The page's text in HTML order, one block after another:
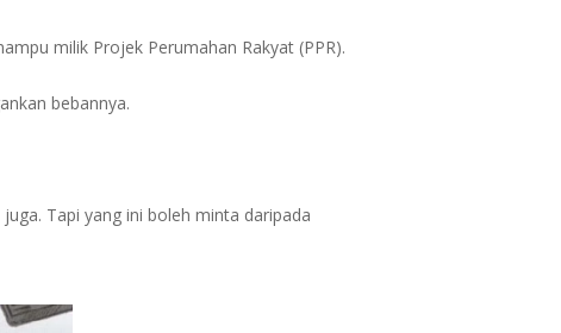
milik Projek Perumahan Rakyat (PPR).
bebannya.
Tapi yang ini boleh minta daripada